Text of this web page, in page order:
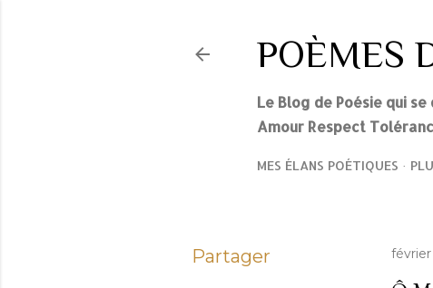
POÈMES
Le Blog de Poésie qui
Amour Respect
MES ÉLANS POÉTIQUES
Partager